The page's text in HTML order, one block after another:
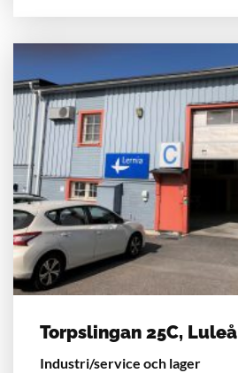
Torpslingan 25C, Luleå
Industri/service och lager